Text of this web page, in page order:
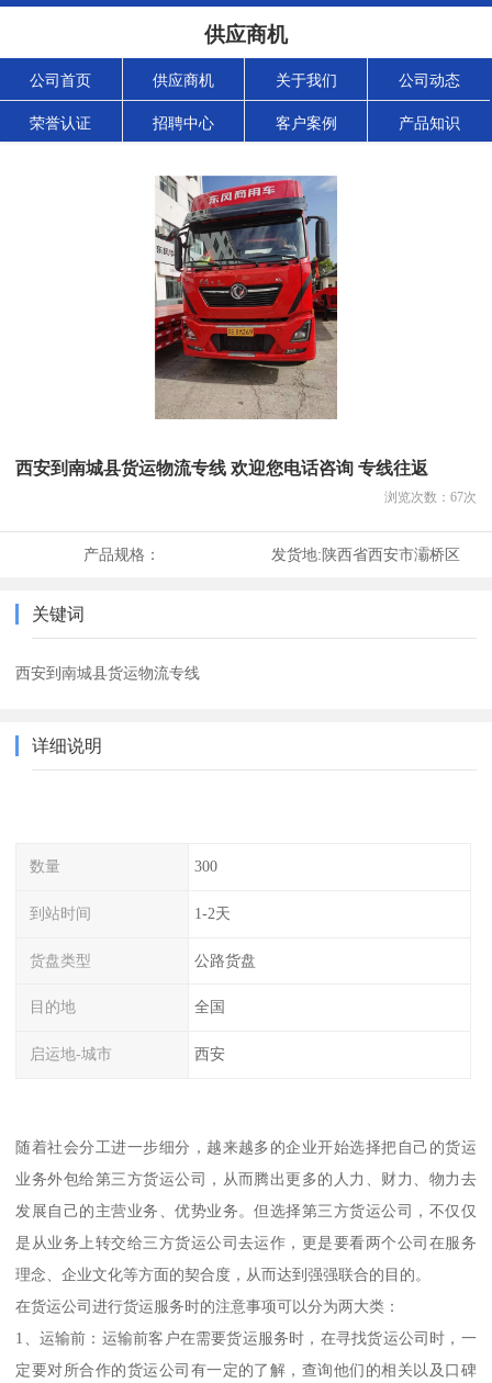
供应商机
公司首页 供应商机 关于我们 公司动态
荣誉认证 招聘中心 客户案例 产品知识
西安到南城县货运物流专线 欢迎您电话咨询 专线往返
浏览次数： 67次
产品规格： 发货地:陕西省西安市灞桥区
关键词
西安到南城县货运物流专线
详细说明
数量 300
到站时间 1-2天
货盘类型 公路货盘
目的地 全国
启运地-城市 西安
随着社会分工进一步细分，越来越多的企业开始选择把自己的货运
业务外包给第三方货运公司，从而腾出更多的人力、财力、物力去
发展自己的主营业务、优势业务。但选择第三方货运公司，不仅仅
是从业务上转交给三方货运公司去运作，更是要看两个公司在服务
理念、企业文化等方面的契合度，从而达到强强联合的目的。
在货运公司进行货运服务时的注意事项可以分为两大类：
1、运输前：运输前客户在需要货运服务时，在寻找货运公司时，一
定要对所合作的货运公司有一定的了解，查询他们的相关以及口碑